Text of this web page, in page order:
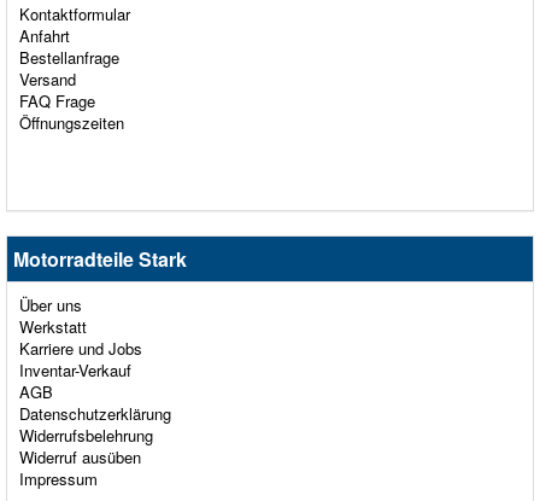
Kontaktformular
Anfahrt
Bestellanfrage
Versand
FAQ Frage
Öffnungszeiten
Motorradteile Stark
Über uns
Werkstatt
Karriere und Jobs
Inventar-Verkauf
AGB
Datenschutzerklärung
Widerrufsbelehrung
Widerruf ausüben
Impressum